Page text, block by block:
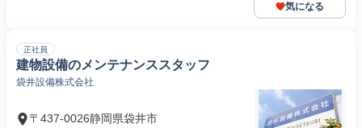
気になる
正社員
建物設備のメンテナンススタッフ
袋井設備株式会社
〒437-0026静岡県袋井市